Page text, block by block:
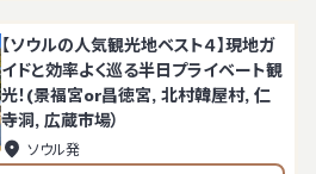
【ソウルの人気観光地ベスト４】現地ガ
イドと効率よく巡る半日プライベート観
光！(景福宮or昌徳宮, 北村韓屋村, 仁
寺洞, 広蔵市場）
ソウル発